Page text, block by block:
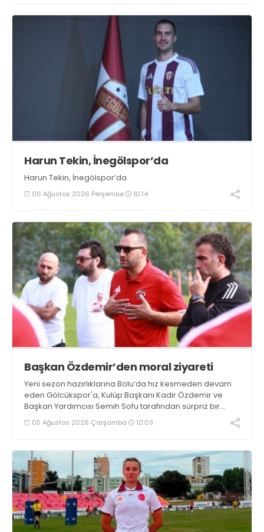
Harun Tekin, İnegölspor’da
Harun Tekin, İnegölspor’da
06 Ağustos 2026 Perşembe 10:14
Başkan Özdemir’den moral ziyareti
Yeni sezon hazırlıklarına Bolu’da hız kesmeden devam
eden Gölcükspor'a, Kulüp Başkanı Kadir Özdemir ve
Başkan Yardımcısı Semih Sofu tarafından sürpriz bir
moral ziyareti gerçekleştirildi
05 Ağustos 2026 Çarşamba 10:03